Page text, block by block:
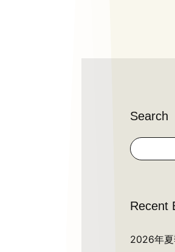
Search
Recent
2026年